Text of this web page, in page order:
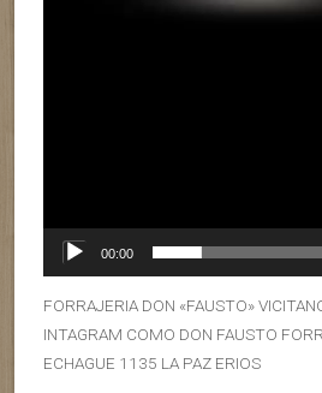
00:00
FORRAJERIA DON «FAUSTO»
INTAGRAM COMO DON FAUSTO
ECHAGUE 1135 LA PAZ ERIOS